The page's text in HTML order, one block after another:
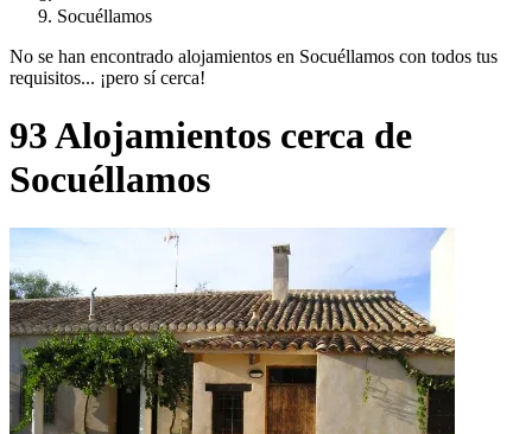
Socuéllamos
No se han encontrado alojamientos en Socuéllamos con todos tus
requisitos... ¡pero sí cerca!
93 Alojamientos cerca de
Socuéllamos